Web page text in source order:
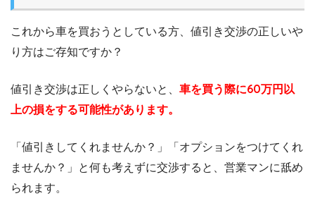
これから車を買おうとしている方、値引き交渉の正しいや
り方はご存知ですか？
値引き交渉は正しくやらないと、 車を買う際に60万円以
上の損をする可能性があります。
「値引きしてくれませんか？」「オプションをつけてくれ
ませんか？」と何も考えずに交渉すると、営業マンに舐め
られます。